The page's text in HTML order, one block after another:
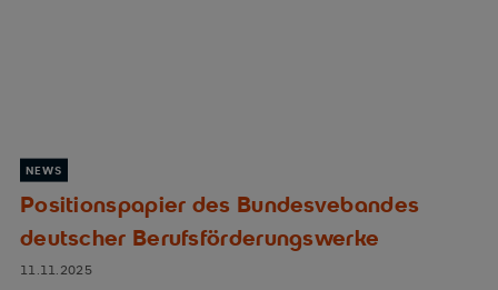
NEWS
Positionspapier des Bundesvebandes
deutscher Berufsförderungswerke
11.11.2025